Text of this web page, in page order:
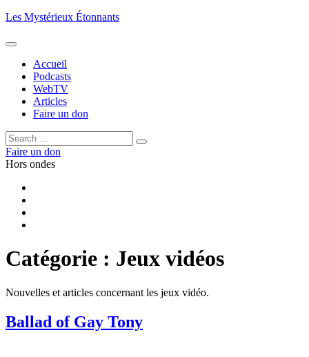
Aller
contenu
Les Mystérieux Étonnants
Accueil
Podcasts
WebTV
Articles
Faire un don
Rechercher :
Rechercher
Faire un don
Hors ondes
Catégorie : Jeux vidéos
Nouvelles et articles concernant les jeux vidéo.
Ballad of Gay Tony